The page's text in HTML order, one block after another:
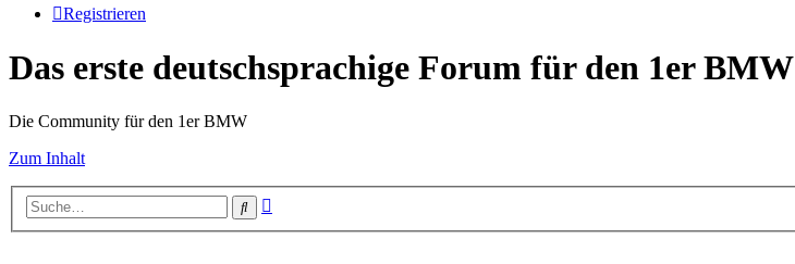
Registrieren
Das erste deutschsprachige Forum für den 1er BMW
Die Community für den 1er BMW
Zum Inhalt
Suche